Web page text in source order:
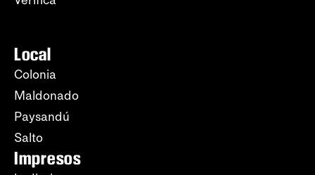
Local
Colonia
Maldonado
Paysandú
Salto
Impresos